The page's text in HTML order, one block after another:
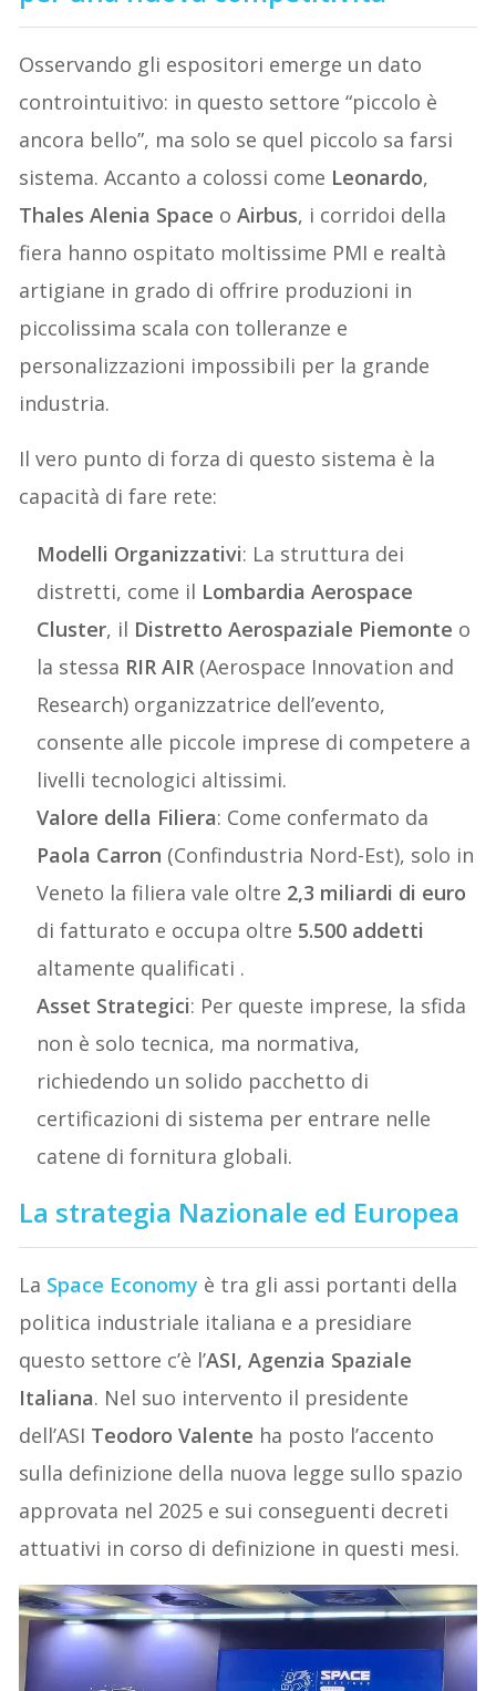
Osservando gli espositori emerge un dato
controintuitivo: in questo settore “piccolo è
ancora bello”, ma solo se quel piccolo sa farsi
sistema. Accanto a colossi come Leonardo,
Thales Alenia Space oAirbus, i corridoi della
fiera hanno ospitato moltissime PMI e realtà
artigiane in grado di offrire produzioni in
piccolissima scala con tolleranze e
personalizzazioni impossibili per la grande
industria.
Il vero punto di forza di questo sistema è la
capacità di fare rete:
Modelli Organizzativi: La struttura dei
distretti, come il Lombardia Aerospace
Cluster, il Distretto Aerospaziale Piemonte o
la stessa RIR AIR (Aerospace Innovation and
Research) organizzatrice dell’evento,
consente alle piccole imprese di competere a
livelli tecnologici altissimi.
Valore della Filiera: Come confermato da
Paola Carron (Confindustria Nord-Est), solo in
Veneto la filiera vale oltre 2,3 miliardi di euro
di fatturato e occupa oltre 5.500 addetti
altamente qualificati .
Asset Strategici: Per queste imprese, la sfida
non è solo tecnica, ma normativa,
richiedendo un solido pacchetto di
certificazioni di sistema per entrare nelle
catene di fornitura globali.
La strategia Nazionale ed Europea
La Space Economy è tra gli assi portanti della
politica industriale italiana e a presidiare
questo settore c’è l’ASI, Agenzia Spaziale
Italiana. Nel suo intervento il presidente
dell’ASI Teodoro Valente ha posto l’accento
sulla definizione della nuova legge sullo spazio
approvata nel 2025 e sui conseguenti decreti
attuativi in corso di definizione in questi mesi.